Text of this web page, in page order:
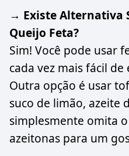
→ Existe Alternativa
Queijo Feta?
Sim! Você pode usar
cada vez mais fácil
Outra opção é usar
suco de limão, azeite
simplesmente omita
azeitonas para um